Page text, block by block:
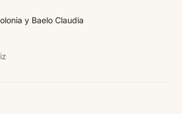
y Baelo Claudia